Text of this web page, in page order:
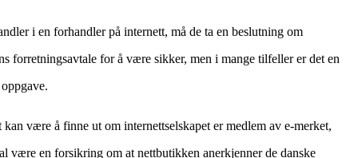
i en forhandler på internett, må de ta en beslutning om
forretningsavtale for å være sikker, men i mange tilfeller er det en
være å finne ut om internettselskapet er medlem av e-merket,
være en forsikring om at nettbutikken anerkjenner de danske